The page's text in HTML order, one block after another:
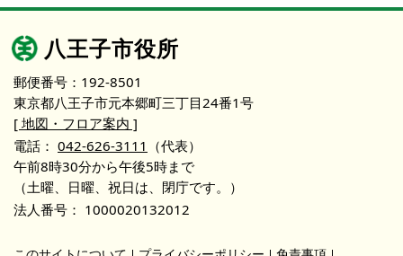
八王子市役所
郵便番号：192-8501
東京都八王子市元本郷町三丁目24番1号
[ 地図・フロア案内 ]
電話： 042-626-3111 （代表）
午前8時30分から午後5時まで
（土曜、日曜、祝日は、閉庁です。）
法人番号： 1000020132012